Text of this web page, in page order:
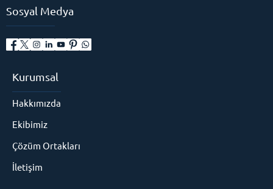
Sosyal Medya
Kurumsal
Hakkımızda
Ekibimiz
Çözüm Ortakları
İletişim